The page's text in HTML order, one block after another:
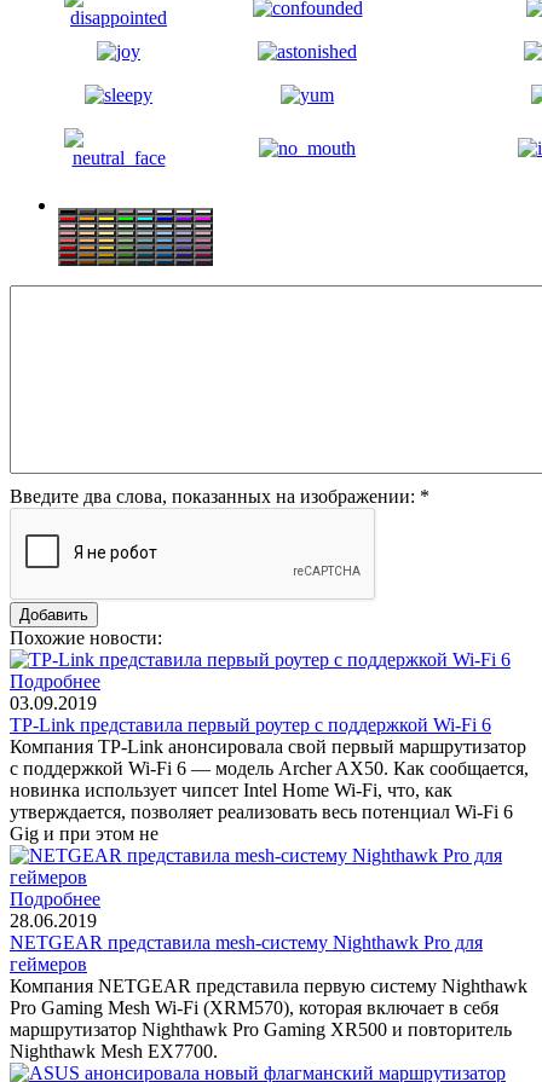
Введите два слова, показанных на изображении: *
Похожие новости:
Подробнее
03.09.2019
TP-Link представила первый роутер с поддержкой Wi-Fi 6
Компания TP-Link анонсировала свой первый маршрутизатор
с поддержкой Wi-Fi 6 — модель Archer AX50. Как сообщается,
новинка использует чипсет Intel Home Wi-Fi, что, как
утверждается, позволяет реализовать весь потенциал Wi-Fi 6
Gig и при этом не
Подробнее
28.06.2019
NETGEAR представила mesh-систему Nighthawk Pro для
геймеров
Компания NETGEAR представила первую систему Nighthawk
Pro Gaming Mesh Wi-Fi (XRM570), которая включает в себя
маршрутизатор Nighthawk Pro Gaming XR500 и повторитель
Nighthawk Mesh EX7700.